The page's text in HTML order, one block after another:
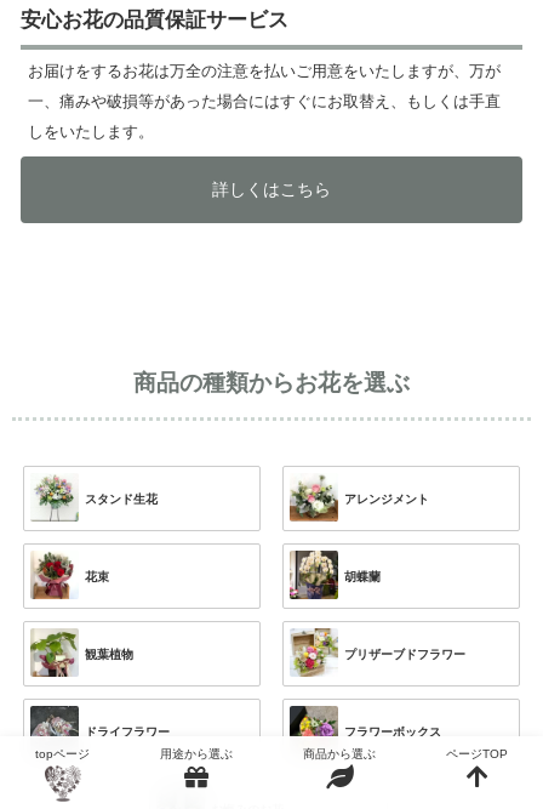
安心お花の品質保証サービス
お届けをするお花は万全の注意を払いご用意をいたしますが、万が
一、痛みや破損等があった場合にはすぐにお取替え、もしくは手直
しをいたします。
詳しくはこちら
商品の種類からお花を選ぶ
スタンド生花 アレンジメント
花束 胡蝶蘭
観葉植物 プリザーブドフラワー
ドライフラワー フラワーボックス
topページ 用途から選ぶ 商品から選ぶ ページTOP